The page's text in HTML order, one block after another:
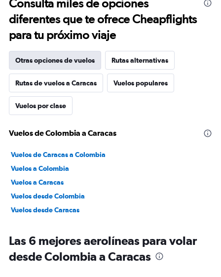
Consulta miles de opciones
diferentes que te ofrece Cheapflights
para tu próximo viaje
Otras opciones de vuelos Rutas alternativas
Rutas de vuelos a Caracas Vuelos populares
Vuelos por clase
Vuelos de Colombia a Caracas
Vuelos de Caracas a Colombia
Vuelos a Colombia
Vuelos a Caracas
Vuelos desde Colombia
Vuelos desde Caracas
Las 6 mejores aerolíneas para volar
desde Colombia a Caracas